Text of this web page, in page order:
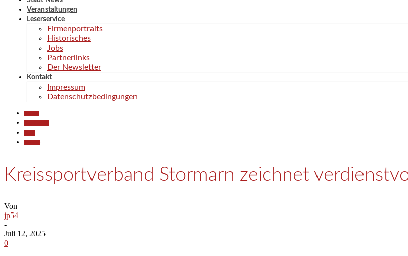
Veranstaltungen
Leserservice
Firmenportraits
Historisches
Jobs
Partnerlinks
Der Newsletter
Kontakt
Impressum
Datenschutzbedingungen
Kreissportverband Stormarn zeichnet
Von
jp54
-
Juli 12, 2025
0